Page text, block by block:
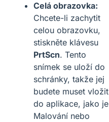
Celá obrazovka:
Chcete-li zachytit
celou obrazovku,
stiskněte klávesu
PrtScn. Tento
snímek se uloží do
schránky, takže jej
budete muset vložit
do aplikace, jako je
Malování nebo